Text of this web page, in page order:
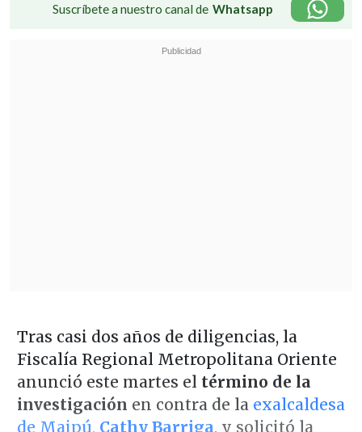
Suscríbete a nuestro canal de Whatsapp
Tras casi dos años de diligencias, la
Fiscalía Regional Metropolitana Oriente
anunció este martes el término de la
investigación en contra de la exalcaldesa
de Maipú, Cathy Barriga, y solicitó la